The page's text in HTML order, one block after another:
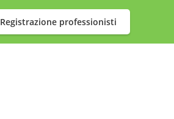
Registrazione professionisti